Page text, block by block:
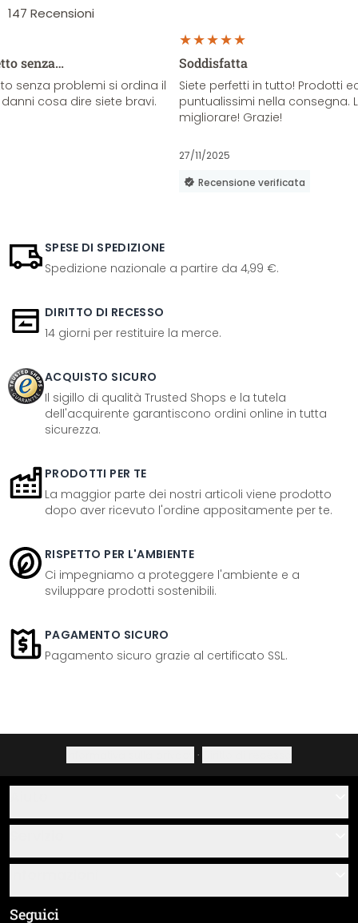
147 Recensioni
senza…
senza problemi si ordina il
cosa dire siete bravi.
Soddisfatta
Siete perfetti in tutto! Prodotti
puntualissimi nella consegna.
migliorare! Grazie!
27/11/2025
Recensione verificata
SPESE DI SPEDIZIONE
Spedizione nazionale a partire da 4,99 €.
DIRITTO DI RECESSO
14 giorni per restituire la merce.
ACQUISTO SICURO
Il sigillo di qualità Trusted Shops e la tutela
dell'acquirente garantiscono ordini online in tutta
sicurezza.
PRODOTTI PER TE
La maggior parte dei nostri articoli viene prodotto
dopo aver ricevuto l'ordine appositamente per te.
RISPETTO PER L'AMBIENTE
Ci impegniamo a proteggere l'ambiente e a
sviluppare prodotti sostenibili.
PAGAMENTO SICURO
Pagamento sicuro grazie al certificato SSL.
·
Chi siamo
Istruzioni di posa e montaggio
Termini e condizioni generali
Seguici